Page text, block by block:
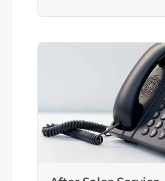
Gabel
Tokee Hi-Ten
Sattelstütze
Bulls Aluminium